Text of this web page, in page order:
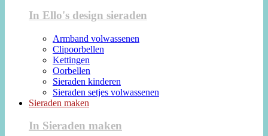
In Ello's design sieraden
Armband volwassenen
Clipoorbellen
Kettingen
Oorbellen
Sieraden kinderen
Sieraden setjes volwassenen
Sieraden maken
In Sieraden maken